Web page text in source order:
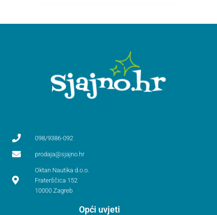
098/9386-092
prodaja@sjajno.hr
Oktan Nautika d.o.o.
Fraterščica 152
10000 Zagreb
Opći uvjeti